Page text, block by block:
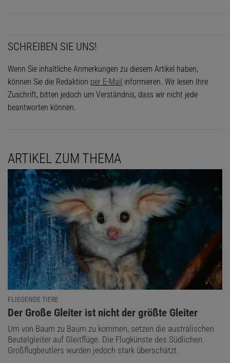
SCHREIBEN SIE UNS!
Wenn Sie inhaltliche Anmerkungen zu diesem Artikel haben,
können Sie die Redaktion per E-Mail informieren. Wir lesen Ihre
Zuschrift, bitten jedoch um Verständnis, dass wir nicht jede
beantworten können.
ARTIKEL ZUM THEMA
FLIEGENDE TIERE
:
Der Große Gleiter ist nicht der größte Gleiter
Um von Baum zu Baum zu kommen, setzen die australischen
Beutelgleiter auf Gleitflüge. Die Flugkünste des Südlichen
Großflugbeutlers wurden jedoch stark überschätzt.